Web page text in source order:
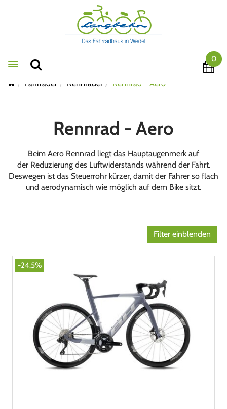
Toggle navigation
0
Fahrräder Rennräder Rennrad - Aero
Rennrad - Aero
Beim Aero Rennrad liegt das Hauptaugenmerk auf
der Reduzierung des Luftwiderstands während der Fahrt.
Deswegen ist das Steuerrohr kürzer, damit der Fahrer so flach
und aerodynamisch wie möglich auf dem Bike sitzt.
Filter einblenden
-24.5%